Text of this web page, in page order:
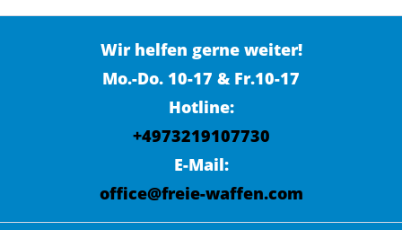
Wir helfen gerne weiter!
Mo.-Do. 10-17 & Fr.10-17
Hotline:
+4973219107730
E-Mail:
office@freie-waffen.com